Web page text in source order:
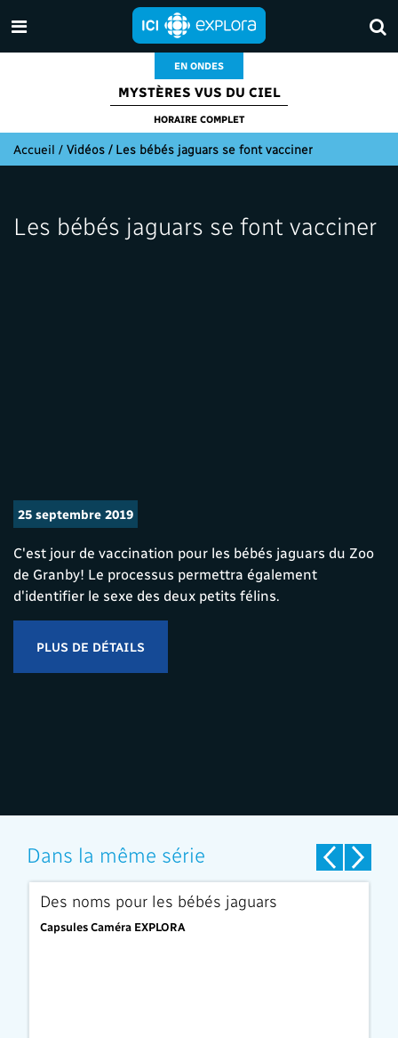
EN ONDES
MYSTÈRES VUS DU CIEL
HORAIRE COMPLET
Accueil / Vidéos / Les bébés jaguars se font vacciner
Les bébés jaguars se font vacciner
25 septembre 2019
C'est jour de vaccination pour les bébés jaguars du Zoo
de Granby! Le processus permettra également
d'identifier le sexe des deux petits félins.
PLUS DE DÉTAILS
Dans la même série
EXCLUSIVITÉ
Des noms pour les bébés jaguars
Capsules Caméra EXPLORA